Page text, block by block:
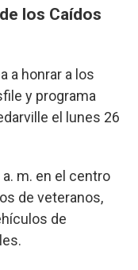
los Caídos
a honrar a los
y programa
el lunes 26
m. en el centro
de veteranos,
de